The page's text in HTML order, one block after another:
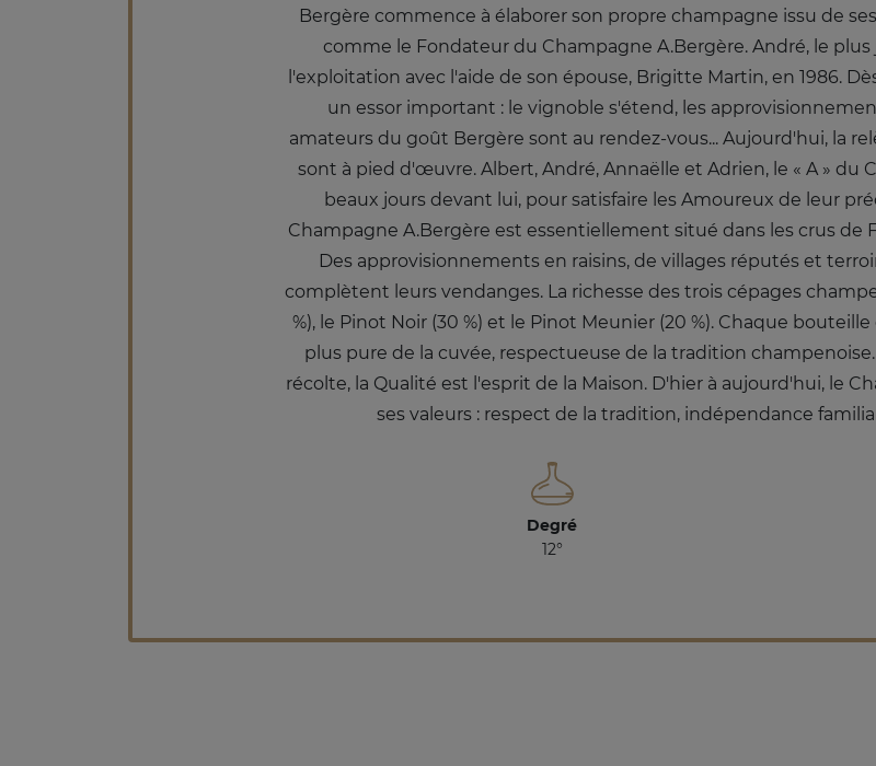
Bergère commence à élaborer son propre champagne issu de
comme le Fondateur du Champagne A.Bergère. André, le plus
l'exploitation avec l'aide de son épouse, Brigitte Martin, en 1986.
un essor important : le vignoble s'étend, les
amateurs du goût Bergère sont au rendez-vous... Aujourd'hui, la
sont à pied d'œuvre. Albert, André, Annaëlle et Adrien, le « A » du
beaux jours devant lui, pour satisfaire les Amoureux de leur
Champagne A.Bergère est essentiellement situé dans les crus de
Des approvisionnements en raisins, de villages réputés et
complètent leurs vendanges. La richesse des trois cépages
%), le Pinot Noir (30 %) et le Pinot Meunier (20 %). Chaque
plus pure de la cuvée, respectueuse de la tradition
récolte, la Qualité est l'esprit de la Maison. D'hier à aujourd'hui, le
ses valeurs : respect de la tradition, indépendance
Degré
12°